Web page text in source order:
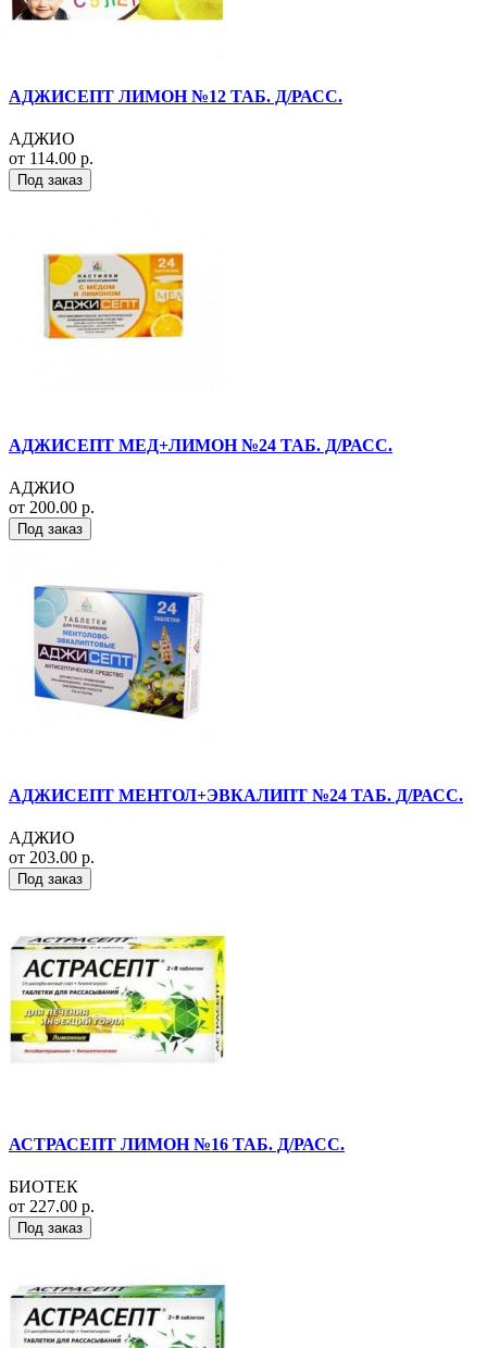
АДЖИСЕПТ ЛИМОН №12 ТАБ. Д/РАСС.
АДЖИО
от 114.00 р.
Под заказ
АДЖИСЕПТ МЕД+ЛИМОН №24 ТАБ. Д/РАСС.
АДЖИО
от 200.00 р.
Под заказ
АДЖИСЕПТ МЕНТОЛ+ЭВКАЛИПТ №24 ТАБ. Д/РАСС.
АДЖИО
от 203.00 р.
Под заказ
АСТРАСЕПТ ЛИМОН №16 ТАБ. Д/РАСС.
БИОТЕК
от 227.00 р.
Под заказ